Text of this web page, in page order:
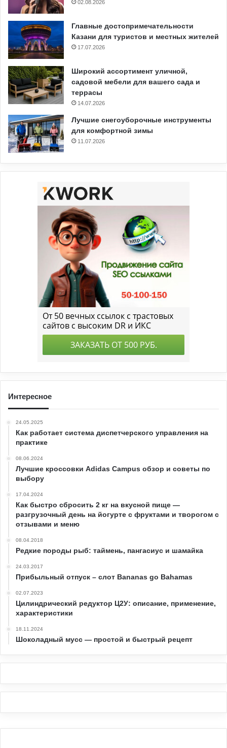
02.08.2026
Главные достопримечательности
Казани для туристов и местных жителей
17.07.2026
Широкий ассортимент уличной,
садовой мебели для вашего сада и
террасы
14.07.2026
Лучшие снегоуборочные инструменты
для комфортной зимы
11.07.2026
Интересное
24.05.2025
Как работает система диспетчерского управления на
практике
08.06.2024
Лучшие кроссовки Adidas Campus обзор и советы по
выбору
17.04.2024
Как быстро сбросить 2 кг на вкусной пище —
разгрузочный день на йогурте с фруктами и творогом с
отзывами и меню
08.04.2018
Редкие породы рыб: таймень, пангасиус и шамайка
24.03.2017
Прибыльный отпуск – слот Bananas go Bahamas
02.07.2023
Цилиндрический редуктор Ц2У: описание, применение,
характеристики
18.11.2024
Шоколадный мусс — простой и быстрый рецепт